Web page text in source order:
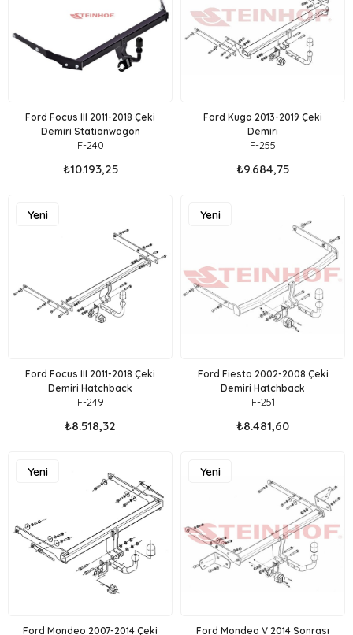
Ford Focus III 2011-2018 Çeki
Demiri Stationwagon
F-240
₺10.193,25
Ford Kuga 2013-2019 Çeki
Demiri
F-255
₺9.684,75
Ford Focus III 2011-2018 Çeki
Demiri Hatchback
F-249
₺8.518,32
Yeni
Ford Fiesta 2002-2008 Çeki
Demiri Hatchback
F-251
₺8.481,60
Yeni
Ford Mondeo 2007-2014 Çeki
Yeni
Ford Mondeo V 2014 Sonrası
Yeni